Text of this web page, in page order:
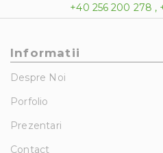
+40 256 200 278 ,
Informatii
Despre Noi
Porfolio
Prezentari
Contact